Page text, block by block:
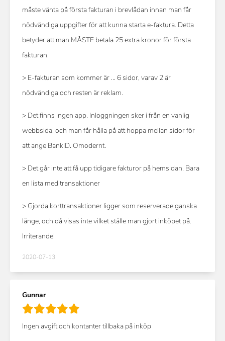
måste vänta på första fakturan i brevlådan innan man får
nödvändiga uppgifter för att kunna starta e-faktura. Detta
betyder att man MÅSTE betala 25 extra kronor för första
fakturan.
> E-fakturan som kommer är ... 6 sidor, varav 2 är
nödvändiga och resten är reklam.
> Det finns ingen app. Inloggningen sker i från en vanlig
webbsida, och man får hålla på att hoppa mellan sidor för
att ange BankID. Omodernt.
> Det går inte att få upp tidigare fakturor på hemsidan. Bara
en lista med transaktioner
> Gjorda korttransaktioner ligger som reserverade ganska
länge, och då visas inte vilket ställe man gjort inköpet på.
Irriterande!
2020-07-13
Gunnar
Ingen avgift och kontanter tillbaka på inköp